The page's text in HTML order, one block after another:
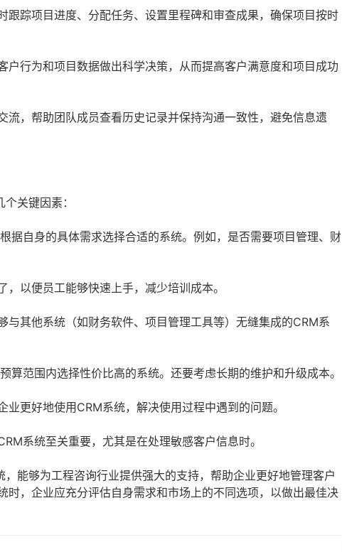
跟踪项目进度、分配任务、设置里程碑和审查成果，确保项目按时
户行为和项目数据做出科学决策，从而提高客户满意度和项目成功
流，帮助团队成员查看历史记录并保持沟通一致性，避免信息遗
关键因素：
据自身的具体需求选择合适的系统。例如，是否需要项目管理、财
以便员工能够快速上手，减少培训成本。
与其他系统（如财务软件、项目管理工具等）无缝集成的CRM系
算范围内选择性价比高的系统。还要考虑长期的维护和升级成本。
更好地使用CRM系统，解决使用过程中遇到的问题。
系统至关重要，尤其是在处理敏感客户信息时。
能够为工程咨询行业提供强大的支持，帮助企业更好地管理客户
，企业应充分评估自身需求和市场上的不同选项，以做出最佳决